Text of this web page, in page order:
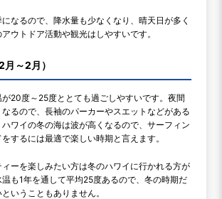
なるので、降水量も少なくなり、晴天日が多く
ウトドア活動や観光はしやすいです。
～2月）
20度～25度ととても過ごしやすいです。夜間
るので、長袖のパーカーやスエットなどがある
ワイの冬の海は波が高くなるので、サーフィン
するには最適で楽しい時期と言えます。
ーを楽しみたい方は冬のハワイに行かれる方が
も1年を通して平均25度あるので、冬の時期だ
いうこともありません。